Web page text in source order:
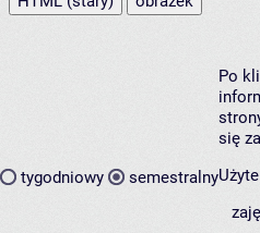
tygodniowy semestralny
Po
się